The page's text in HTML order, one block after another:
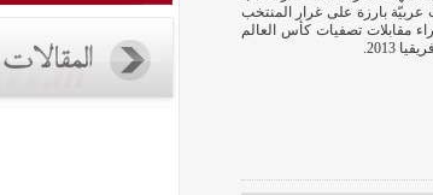
بارزة على غرار المنتخب
مقابلات تصفيات كأس العالم